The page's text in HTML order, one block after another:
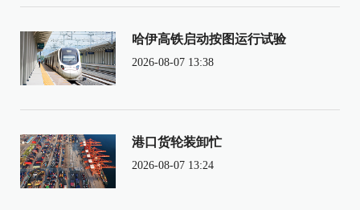
哈伊高铁启动按图运行试验
2026-08-07 13:38
港口货轮装卸忙
2026-08-07 13:24